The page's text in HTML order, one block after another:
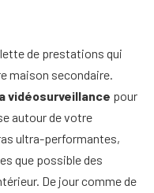
de prestations qui
maison secondaire.
vidéosurveillance pour
autour de votre
ultra-performantes,
que possible des
De jour comme de